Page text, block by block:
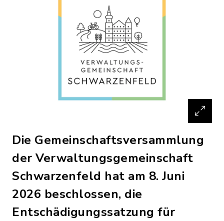
Die Gemeinschaftsversammlung
der Verwaltungsgemeinschaft
Schwarzenfeld hat am 8. Juni
2026 beschlossen, die
Entschädigungssatzung für